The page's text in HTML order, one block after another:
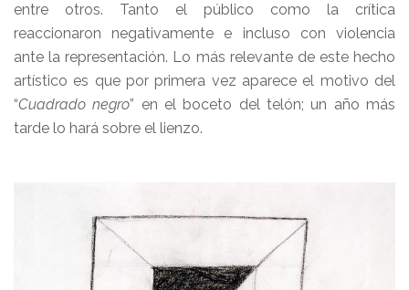
entre otros. Tanto el público como la crítica
reaccionaron negativamente e incluso con violencia
ante la representación. Lo más relevante de este hecho
artístico es que por primera vez aparece el motivo del
“Cuadrado negro” en el boceto del telón; un año más
tarde lo hará sobre el lienzo.